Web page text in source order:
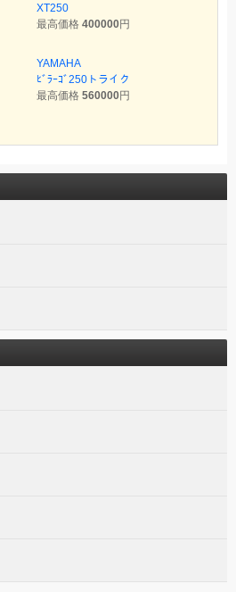
XT250
最高価格 400000円
YAMAHA
ﾋﾞﾗｰｺﾞ250トライク
最高価格 560000円